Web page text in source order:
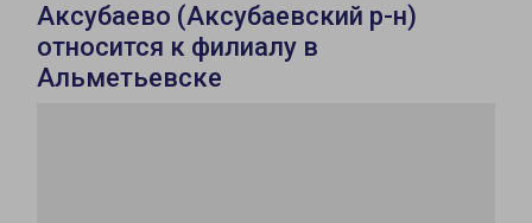
Аксубаево (Аксубаевский р-н)
относится к филиалу в
Альметьевске